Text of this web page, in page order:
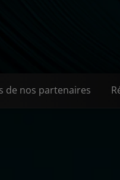
de nos partenaires